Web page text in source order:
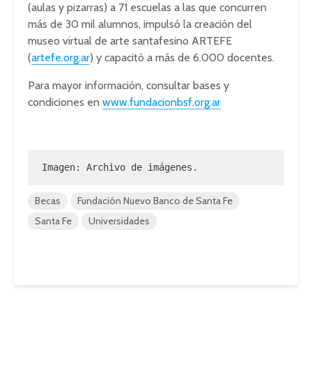
(aulas y pizarras) a 71 escuelas a las que concurren
más de 30 mil alumnos, impulsó la creación del
museo virtual de arte santafesino ARTEFE
(artefe.org.ar) y capacitó a más de 6.000 docentes.
Para mayor información, consultar bases y
condiciones en www.fundacionbsf.org.ar
Imagen: Archivo de imágenes.
Becas
Fundación Nuevo Banco de Santa Fe
Santa Fe
Universidades